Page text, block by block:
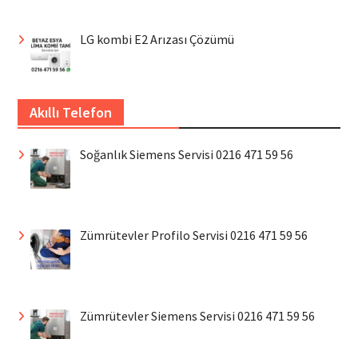
LG kombi E2 Arızası Çözümü
Akıllı Telefon
Soğanlık Siemens Servisi 0216 471 59 56
Zümrütevler Profilo Servisi 0216 471 59 56
Zümrütevler Siemens Servisi 0216 471 59 56